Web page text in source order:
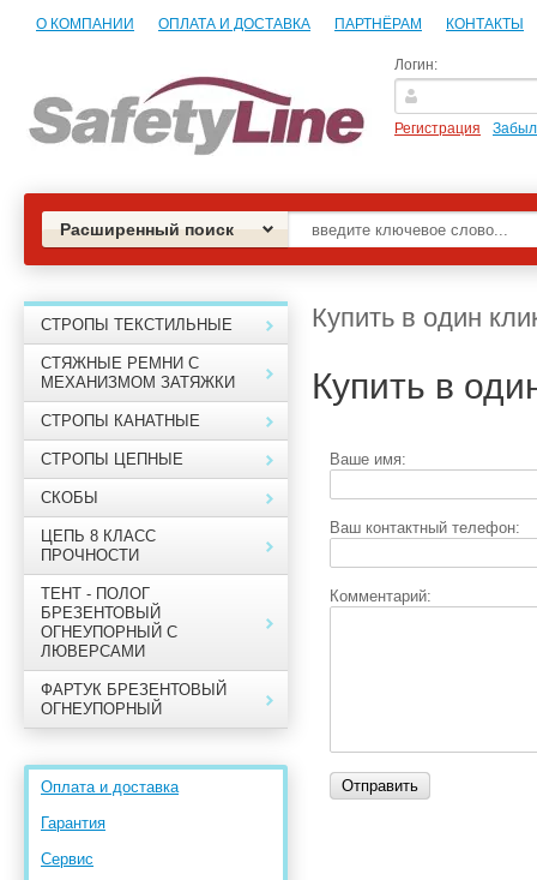
О КОМПАНИИ ОПЛАТА И ДОСТАВКА ПАРТНЁРАМ КОНТАКТЫ
Логин:
Регистрация
Расширенный поиск
СТРОПЫ ТЕКСТИЛЬНЫЕ
СТЯЖНЫЕ РЕМНИ С
МЕХАНИЗМОМ ЗАТЯЖКИ
СТРОПЫ КАНАТНЫЕ
СТРОПЫ ЦЕПНЫЕ
СКОБЫ
ЦЕПЬ 8 КЛАСС
ПРОЧНОСТИ
ТЕНТ - ПОЛОГ
БРЕЗЕНТОВЫЙ
ОГНЕУПОРНЫЙ С
ЛЮВЕРСАМИ
ФАРТУК БРЕЗЕНТОВЫЙ
ОГНЕУПОРНЫЙ
Оплата и доставка
Гарантия
Сервис
Купить в один
Купить в
Ваше имя:
Ваш контактный телефон:
Комментарий: